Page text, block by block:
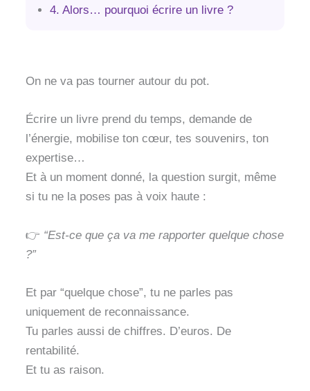
4. Alors… pourquoi écrire un livre ?
On ne va pas tourner autour du pot.
Écrire un livre prend du temps, demande de
l’énergie, mobilise ton cœur, tes souvenirs, ton
expertise…
Et à un moment donné, la question surgit, même
si tu ne la poses pas à voix haute :
👉 “Est-ce que ça va me rapporter quelque chose
?”
Et par “quelque chose”, tu ne parles pas
uniquement de reconnaissance.
Tu parles aussi de chiffres. D’euros. De
rentabilité.
Et tu as raison.